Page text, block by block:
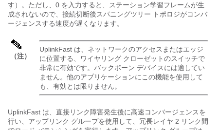
す）。ただし、0 を入力すると、ステーション学習フレームが生
成されないので、接続切断後スパニングツリー トポロジがコンバ
ージェンスする速度が遅くなります。
（注）
UplinkFast は、ネットワークのアクセスまたはエッジ
に位置する、ワイヤリング クローゼットのスイッチで
非常に有効です。バックボーン デバイスには適してい
ません。他のアプリケーションにこの機能を使用して
も、有効とは限りません。
UplinkFast は、直接リンク障害発生後に高速コンバージェンスを
行い、アップリンク グループを使用して、冗長レイヤ 2 リンク間